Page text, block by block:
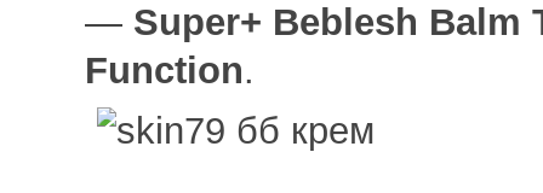
— Super+ Beblesh Balm
Function.